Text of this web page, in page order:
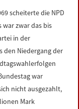
scheiterte die NPD
zwar das bis
in der
den Niedergang der
war
nicht ausgezahlt,
Mark